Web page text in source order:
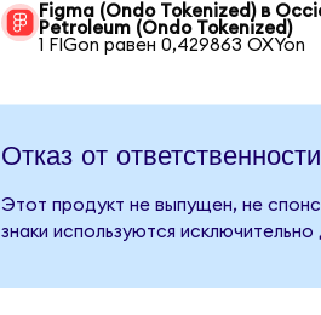
Figma (Ondo Tokenized) в
Petroleum (Ondo Tokenized)
1 FIGon равен 0,429863 OXYon
Отказ от ответственности
Этот продукт не выпущен, не
знаки используются